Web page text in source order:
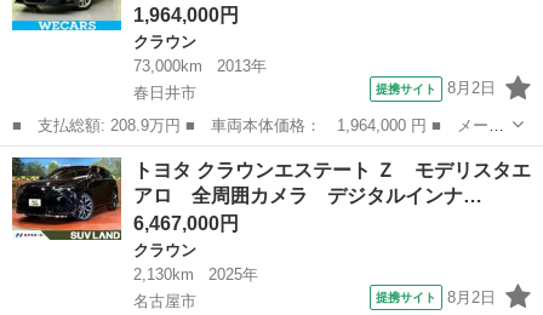
1,964,000円
クラウン
73,000km
2013年
春日井市
提携サイト 8月2日
■ 支払総額: 208.9万円 ■ 車両本体価格： 1,964,000 円 ■ メーカ
ー名： トヨタ ■ 車種名： クラウンハイブリッド ■ グレード
名： ハイブリッドアスリートＳ 新品タイヤ／純正 ＳＤナビ／シ
ートヒータ...
愛知 春日井市 クラウン
トヨタ クラウンエステート Ｚ モデリスタエ
アロ 全周囲カメラ デジタルインナ…
6,467,000円
クラウン
2,130km
2025年
名古屋市
提携サイト 8月2日